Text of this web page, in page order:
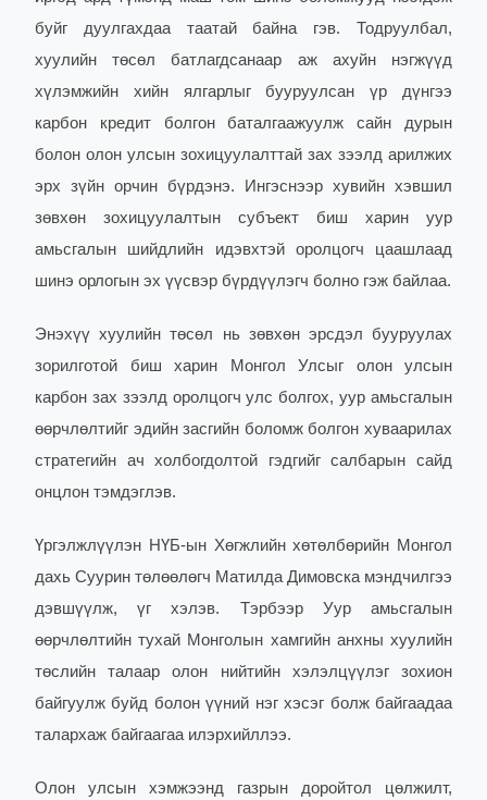
буйг дуулгахдаа таатай байна гэв. Тодруулбал,
хуулийн төсөл батлагдсанаар аж ахуйн нэгжүүд
хүлэмжийн хийн ялгарлыг бууруулсан үр дүнгээ
карбон кредит болгон баталгаажуулж сайн дурын
болон олон улсын зохицуулалттай зах зээлд арилжих
эрх зүйн орчин бүрдэнэ. Ингэснээр хувийн хэвшил
зөвхөн зохицуулалтын субъект биш харин уур
амьсгалын шийдлийн идэвхтэй оролцогч цаашлаад
шинэ орлогын эх үүсвэр бүрдүүлэгч болно гэж байлаа.
Энэхүү хуулийн төсөл нь зөвхөн эрсдэл бууруулах
зорилготой биш харин Монгол Улсыг олон улсын
карбон зах зээлд оролцогч улс болгох, уур амьсгалын
өөрчлөлтийг эдийн засгийн боломж болгон хуваарилах
стратегийн ач холбогдолтой гэдгийг салбарын сайд
онцлон тэмдэглэв.
Үргэлжлүүлэн НҮБ-ын Хөгжлийн хөтөлбөрийн Монгол
дахь Суурин төлөөлөгч Матилда Димовска мэндчилгээ
дэвшүүлж, үг хэлэв. Тэрбээр Уур амьсгалын
өөрчлөлтийн тухай Монголын хамгийн анхны хуулийн
төслийн талаар олон нийтийн хэлэлцүүлэг зохион
байгуулж буйд болон үүний нэг хэсэг болж байгаадаа
талархаж байгаагаа илэрхийллээ.
Олон улсын хэмжээнд газрын доройтол цөлжилт,